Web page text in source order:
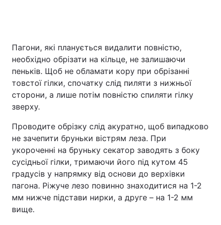
Пагони, які планується видалити повністю,
необхідно обрізати на кільце, не залишаючи
пеньків. Щоб не обламати кору при обрізанні
товстої гілки, спочатку слід пиляти з нижньої
сторони, а лише потім повністю спиляти гілку
зверху.
Проводите обрізку слід акуратно, щоб випадково
не зачепити бруньки вістрям леза. При
укороченні на бруньку секатор заводять з боку
сусідньої гілки, тримаючи його під кутом 45
градусів у напрямку від основи до верхівки
пагона. Ріжуче лезо повинно знаходитися на 1-2
мм нижче підстави нирки, а друге – на 1-2 мм
вище.